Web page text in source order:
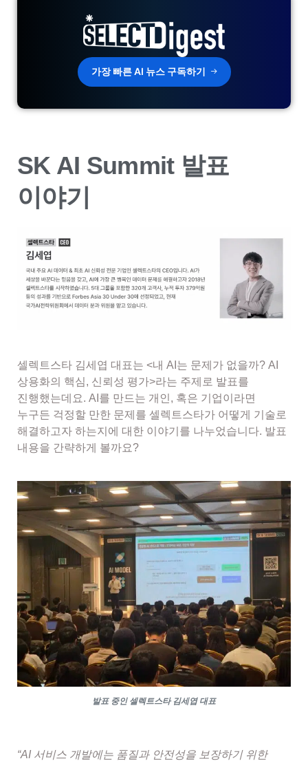
가장 빠른 AI 뉴스 구독하기
SK AI Summit 발표
이야기
셀렉트스타 김세엽 대표는 <내 AI는 문제가 없을까? AI
상용화의 핵심, 신뢰성 평가>라는 주제로 발표를
진행했는데요. AI를 만드는 개인, 혹은 기업이라면
누구든 걱정할 만한 문제를 셀렉트스타가 어떻게 기술로
해결하고자 하는지에 대한 이야기를 나누었습니다. 발표
내용을 간략하게 볼까요?
발표 중인 셀렉트스타 김세엽 대표
“AI 서비스 개발에는 품질과 안전성을 보장하기 위한